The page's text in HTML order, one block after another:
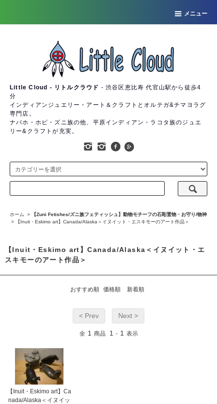
メニュー
Little Cloud - リトルクラウド - 渋谷区恵比寿 代官山駅から徒歩4
分
インディアンジュエリー・アート＆クラフトとオルテガ&チマヨラグ
専門店。
ナバホ・ホピ・ズニ族の他、平原インディアン・ラコタ族のジュエ
リー&クラフトが充実。
ホーム >
【Zuni Fetishes/ズニ族フェティッシュ】動物モチーフの石彫置物・お守り/物神
>
【Inuit・Eskimo art】Canada/Alaska＜イヌイット・エスキモーのアート作品＞
【Inuit・Eskimo art】Canada/Alaska＜イヌイット・エ
スキモーのアート作品＞
おすすめ順 価格順 新着順
< Prev Next >
全 1 商品 1 - 1 表示
【Inuit・Eskimo art】Ca
nada/Alaska＜イヌイッ